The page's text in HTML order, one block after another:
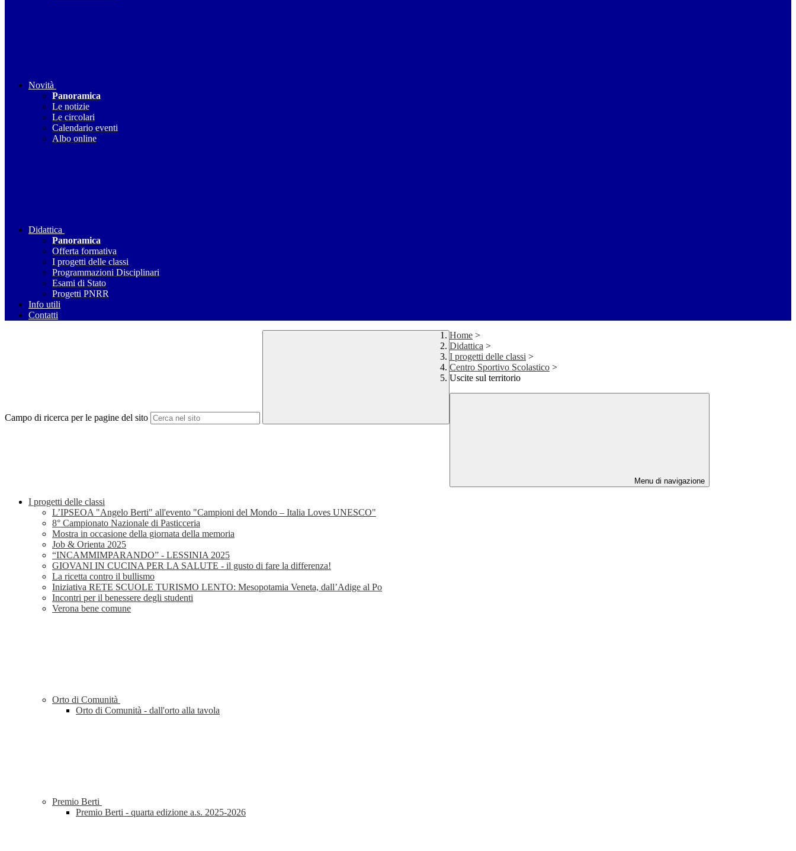
Novità
Panoramica
Le notizie
Le circolari
Calendario eventi
Albo online
Didattica
Panoramica
Offerta formativa
I progetti delle classi
Programmazioni Disciplinari
Esami di Stato
Progetti PNRR
Info utili
Contatti
Campo di ricerca per le pagine del sito
Home >
Didattica >
I progetti delle classi >
Centro Sportivo Scolastico >
Uscite sul territorio
Menu di navigazione
I progetti delle classi
L’IPSEOA "Angelo Berti" all'evento "Campioni del Mondo – Italia Loves UNESCO"
8° Campionato Nazionale di Pasticceria
Mostra in occasione della giornata della memoria
Job & Orienta 2025
“INCAMMIMPARANDO” - LESSINIA 2025
GIOVANI IN CUCINA PER LA SALUTE - il gusto di fare la differenza!
La ricetta contro il bullismo
Iniziativa RETE SCUOLE TURISMO LENTO: Mesopotamia Veneta, dall’Adige al Po
Incontri per il benessere degli studenti
Verona bene comune
Orto di Comunità
Orto di Comunità - dall'orto alla tavola
Premio Berti
Premio Berti - quarta edizione a.s. 2025-2026